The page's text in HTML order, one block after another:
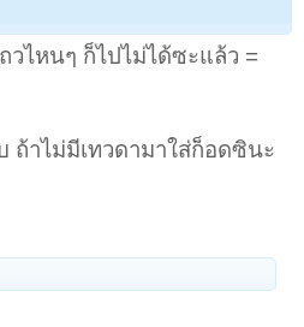
วไหนๆ ก็ไปไม่ได้ซะแล้ว =
าไม่มีเทวดามาใส่ก็อดซินะ